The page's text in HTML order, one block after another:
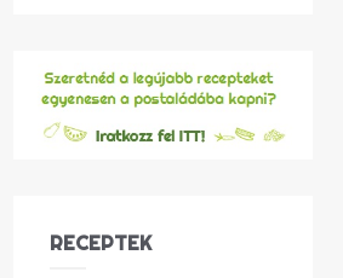
RECEPTEK